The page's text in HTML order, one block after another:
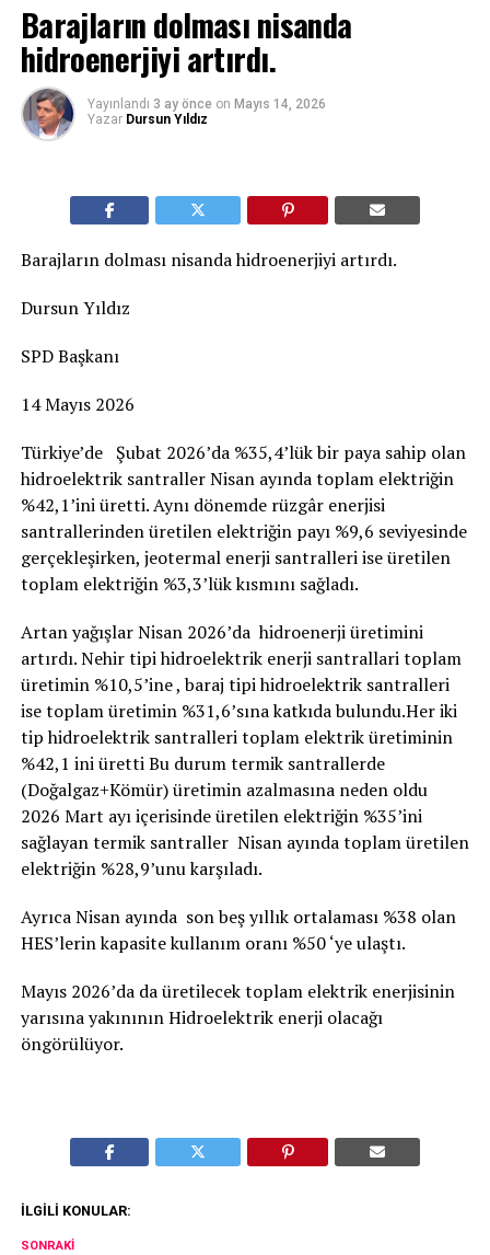
Barajların dolması nisanda
hidroenerjiyi artırdı.
Yayınlandı 3 ay önce on Mayıs 14, 2026
Yazar Dursun Yıldız
Barajların dolması nisanda hidroenerjiyi artırdı.
Dursun Yıldız
SPD Başkanı
14 Mayıs 2026
Türkiye’de Şubat 2026’da %35,4’lük bir paya sahip olan
hidroelektrik santraller Nisan ayında toplam elektriğin
%42,1’ini üretti. Aynı dönemde rüzgâr enerjisi
santrallerinden üretilen elektriğin payı %9,6 seviyesinde
gerçekleşirken, jeotermal enerji santralleri ise üretilen
toplam elektriğin %3,3’lük kısmını sağladı.
Artan yağışlar Nisan 2026’da hidroenerji üretimini
artırdı. Nehir tipi hidroelektrik enerji santrallari toplam
üretimin %10,5’ine , baraj tipi hidroelektrik santralleri
ise toplam üretimin %31,6’sına katkıda bulundu.Her iki
tip hidroelektrik santralleri toplam elektrik üretiminin
%42,1 ini üretti Bu durum termik santrallerde
(Doğalgaz+Kömür) üretimin azalmasına neden oldu
2026 Mart ayı içerisinde üretilen elektriğin %35’ini
sağlayan termik santraller Nisan ayında toplam üretilen
elektriğin %28,9’unu karşıladı.
Ayrıca Nisan ayında son beş yıllık ortalaması %38 olan
HES’lerin kapasite kullanım oranı %50 ‘ye ulaştı.
Mayıs 2026’da da üretilecek toplam elektrik enerjisinin
yarısına yakınının Hidroelektrik enerji olacağı
öngörülüyor.
İLGILI KONULAR:
SONRAKI